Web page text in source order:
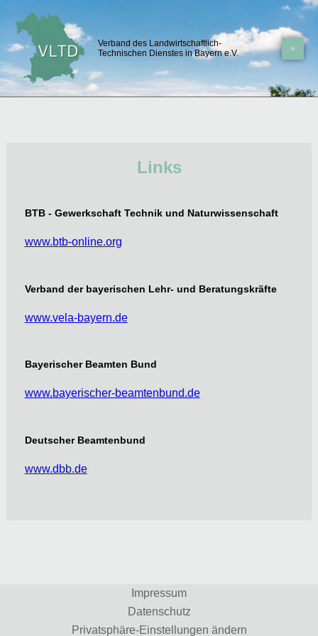
Inhalt
springen
Verband des Landwirtschaftlich-
Technischen Dienstes in Bayern e.V.
Links
BTB - Gewerkschaft Technik und Naturwissenschaft
www.btb-online.org
Verband der bayerischen Lehr- und Beratungskräfte
www.vela-bayern.de
Bayerischer Beamten Bund
www.bayerischer-beamtenbund.de
Deutscher Beamtenbund
www.dbb.de
Impressum
Datenschutz
Privatsphäre-Einstellungen ändern